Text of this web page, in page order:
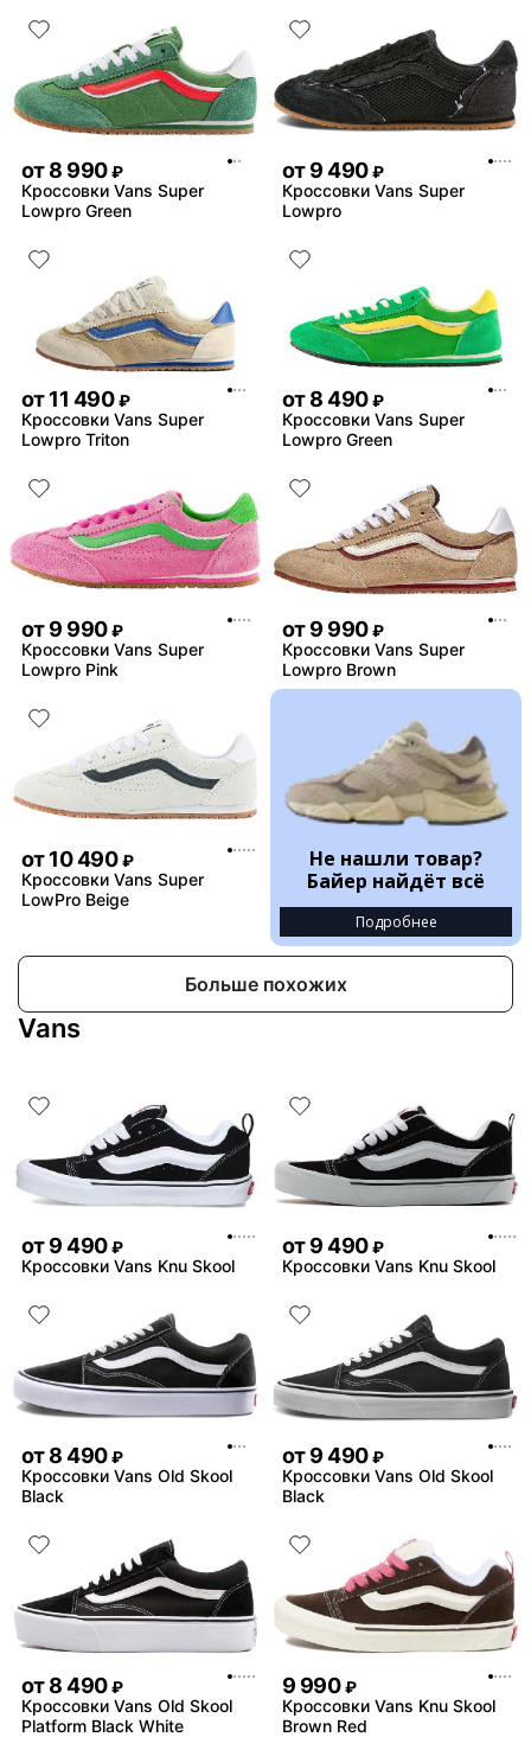
от8 990 ₽
Кроссовки Vans Super
Lowpro Green
от9 490 ₽
Кроссовки Vans Super
Lowpro
от11 490 ₽
Кроссовки Vans Super
Lowpro Triton
от8 490 ₽
Кроссовки Vans Super
Lowpro Green
от9 990 ₽
Кроссовки Vans Super
Lowpro Pink
от9 990 ₽
Кроссовки Vans Super
Lowpro Brown
от10 490 ₽
Кроссовки Vans Super
LowPro Beige
Не нашли товар?
Байер найдёт всё
Подробнее
Больше похожих
Vans
от9 490 ₽
Кроссовки Vans Knu Skool
от9 490 ₽
Кроссовки Vans Knu Skool
от8 490 ₽
Кроссовки Vans Old Skool
Black
от9 490 ₽
Кроссовки Vans Old Skool
Black
от8 490 ₽
Кроссовки Vans Old Skool
Platform Black White
9 990 ₽
Кроссовки Vans Knu Skool
Brown Red